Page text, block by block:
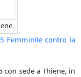
Femminile contro la
con sede a Thiene, in